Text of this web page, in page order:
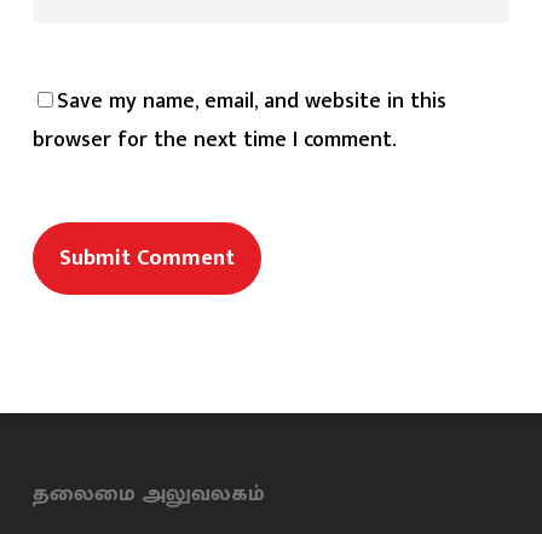
Save my name, email, and website in this
browser for the next time I comment.
தலைமை அலுவலகம்